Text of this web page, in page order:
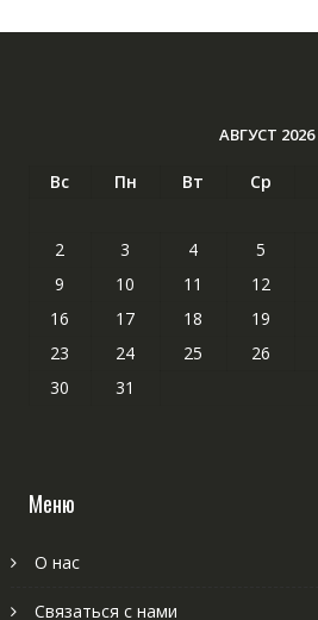
АВГУСТ 2026
Вс Пн Вт Ср
2
3 4 5
9
10 11 12
16
17 18 19
23
24 25 26
30
31
Меню
О нас
Связаться с нами